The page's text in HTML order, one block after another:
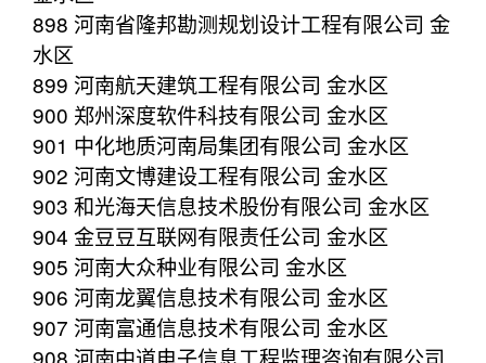
898 河南省隆邦勘测规划设计工程有限公司 金
水区
899 河南航天建筑工程有限公司 金水区
900 郑州深度软件科技有限公司 金水区
901 中化地质河南局集团有限公司 金水区
902 河南文博建设工程有限公司 金水区
903 和光海天信息技术股份有限公司 金水区
904 金豆豆互联网有限责任公司 金水区
905 河南大众种业有限公司 金水区
906 河南龙翼信息技术有限公司 金水区
907 河南富通信息技术有限公司 金水区
908 河南中道电子信息工程监理咨询有限公司